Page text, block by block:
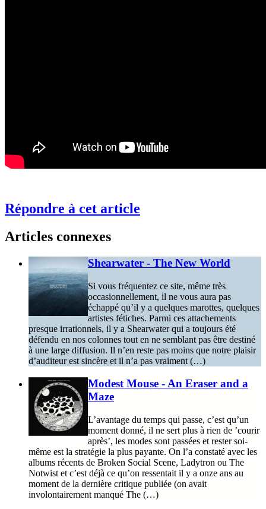
Répondre à cet article
Articles connexes
Shearwater - The New World
Si vous fréquentez ce site, même très
occasionnellement, il ne vous aura pas
échappé qu’il y a quelques marottes, quelques
artistes fétiches. Parmi ces attachements
presque irrationnels, il y a Shearwater qui a toujours été
défendu en nos colonnes tout en ne semblant pas être destiné
à une large diffusion. Il n’en reste pas moins que notre plaisir
d’auditeur est sincère et il n’a pas vraiment (…)
Modest Mouse - An Eraser and a
Maze
L’avantage du temps qui passe, c’est qu’un
moment donné, il ne sert plus à rien de ’courir
après’, les modes sont passées et rester soi-
même est la stratégie la plus payante. On l’a constaté avec les
albums récents de Broken Social Scene, Ladytron ou The
Notwist et c’est déjà ce qu’on ressentait il y a onze ans au
moment de la dernière critique publiée (on avait
involontairement manqué The (…)